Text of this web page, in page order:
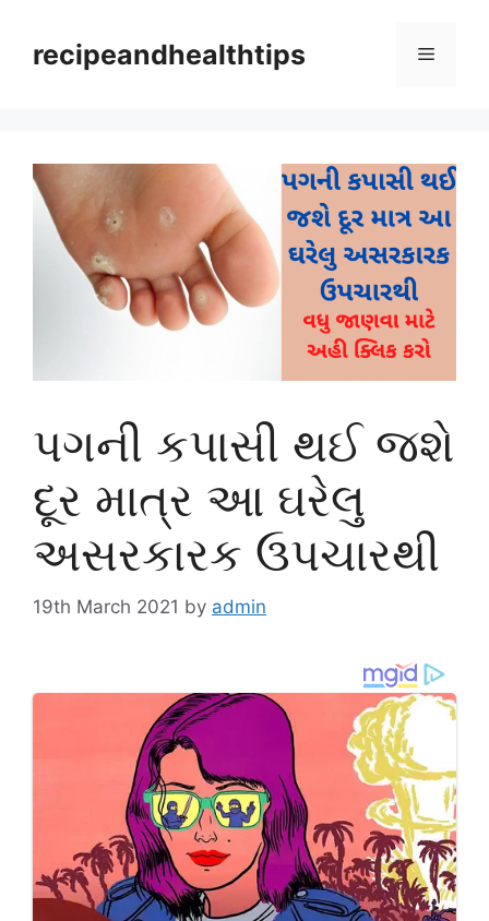
contentrecipeandhealthtips Menu
પગની કપાસી થઈ જશે
દૂર માત્ર આ ઘરેલુ
અસરકારક ઉપચારથી
19th March 2021 by admin